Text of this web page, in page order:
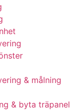
& målning
& byta träpanel